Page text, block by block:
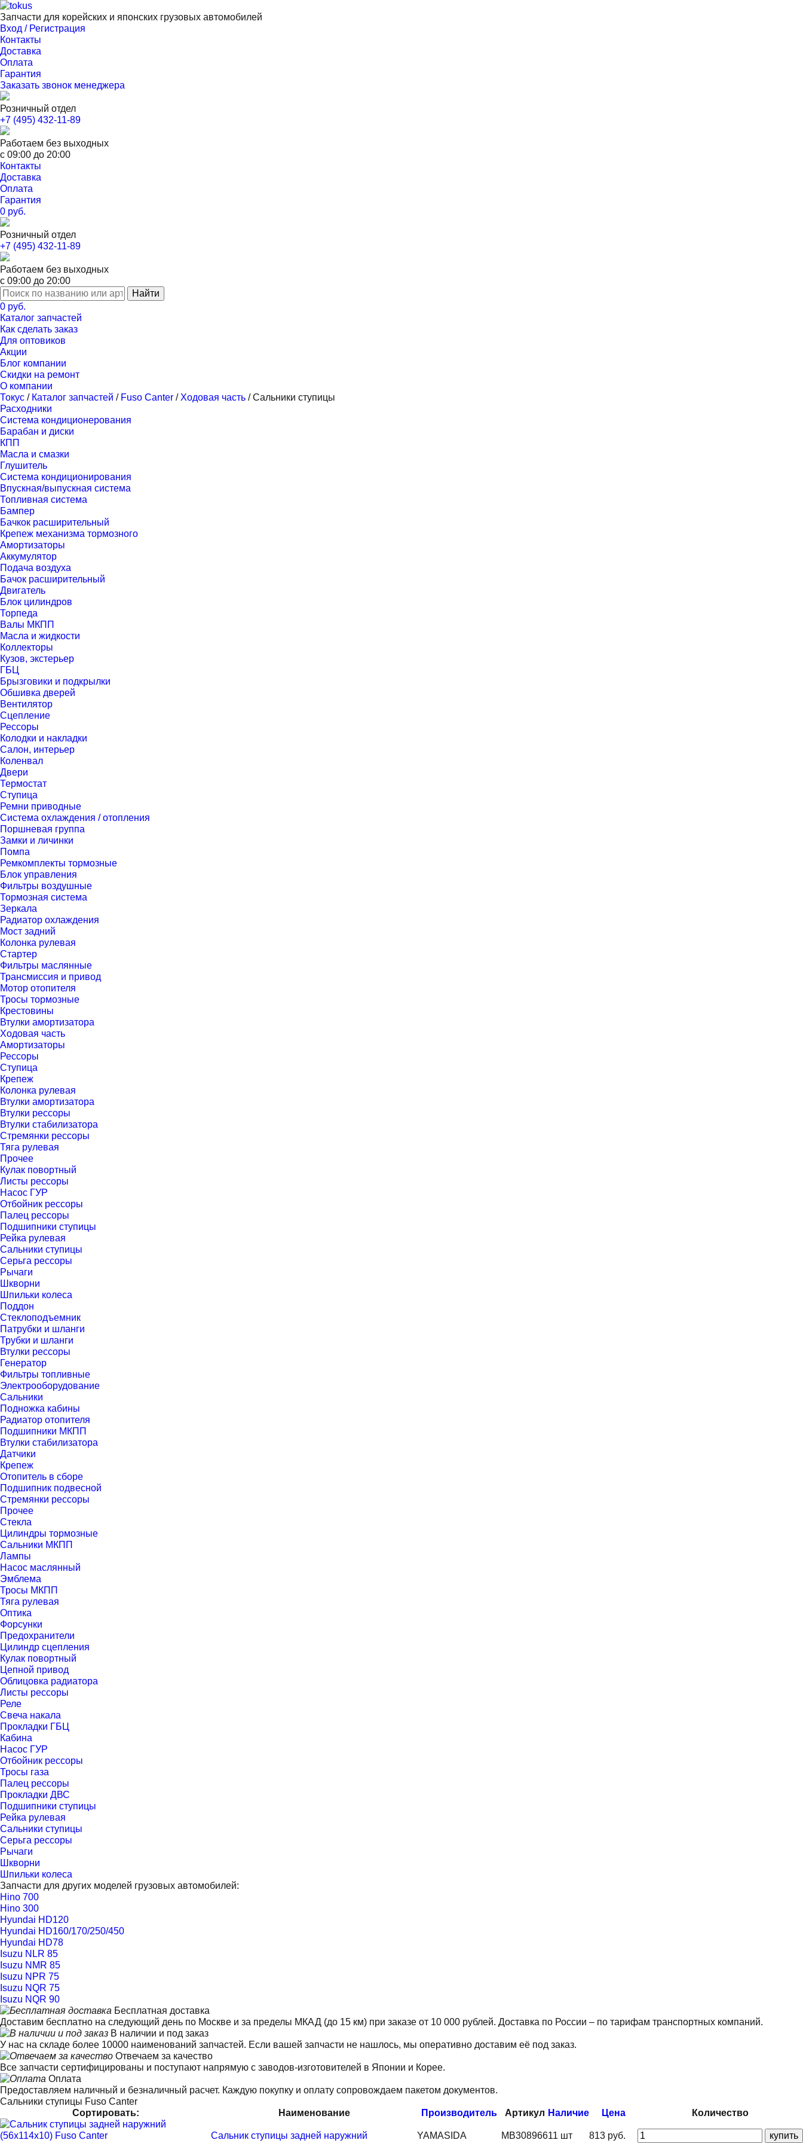
Запчасти для корейских и японских грузовых автомобилей
Вход / Регистрация
Контакты
Доставка
Оплата
Гарантия
Заказать звонок менеджера
Розничный отдел
+7 (495) 432-11-89
Работаем без выходных
с 09:00 до 20:00
Контакты
Доставка
Оплата
Гарантия
0 руб.
Розничный отдел
+7 (495) 432-11-89
Работаем без выходных
с 09:00 до 20:00
Найти
0 руб.
Каталог запчастей
Как сделать заказ
Для оптовиков
Акции
Блог компании
Скидки на ремонт
О компании
Токус / Каталог запчастей / Fuso Canter / Ходовая часть /Сальники ступицы
Расходники
Система кондиционерования
Барабан и диски
КПП
Масла и смазки
Глушитель
Система кондиционирования
Впускная/выпускная система
Топливная система
Бампер
Бачкок расширительный
Крепеж механизма тормозного
Амортизаторы
Аккумулятор
Подача воздуха
Бачок расширительный
Двигатель
Блок цилиндров
Торпеда
Валы МКПП
Масла и жидкости
Коллекторы
Кузов, экстерьер
ГБЦ
Брызговики и подкрылки
Обшивка дверей
Вентилятор
Сцепление
Рессоры
Колодки и накладки
Салон, интерьер
Коленвал
Двери
Термостат
Ступица
Ремни приводные
Система охлаждения / отопления
Поршневая группа
Замки и личинки
Помпа
Ремкомплекты тормозные
Блок управления
Фильтры воздушные
Тормозная система
Зеркала
Радиатор охлаждения
Мост задний
Колонка рулевая
Стартер
Фильтры маслянные
Трансмиссия и привод
Мотор отопителя
Тросы тормозные
Крестовины
Втулки амортизатора
Ходовая часть
Амортизаторы
Рессоры
Ступица
Крепеж
Колонка рулевая
Втулки амортизатора
Втулки рессоры
Втулки стабилизатора
Стремянки рессоры
Тяга рулевая
Прочее
Кулак повортный
Листы рессоры
Насос ГУР
Отбойник рессоры
Палец рессоры
Подшипники ступицы
Рейка рулевая
Сальники ступицы
Серьга рессоры
Рычаги
Шкворни
Шпильки колеса
Поддон
Стеклоподъемник
Патрубки и шланги
Трубки и шланги
Втулки рессоры
Генератор
Фильтры топливные
Электрооборудование
Сальники
Подножка кабины
Радиатор отопителя
Подшипники МКПП
Втулки стабилизатора
Датчики
Крепеж
Отопитель в сборе
Подшипник подвесной
Стремянки рессоры
Прочее
Стекла
Цилиндры тормозные
Сальники МКПП
Лампы
Насос маслянный
Эмблема
Тросы МКПП
Тяга рулевая
Оптика
Форсунки
Предохранители
Цилиндр сцепления
Кулак повортный
Цепной привод
Облицовка радиатора
Листы рессоры
Реле
Свеча накала
Прокладки ГБЦ
Кабина
Насос ГУР
Отбойник рессоры
Тросы газа
Палец рессоры
Прокладки ДВС
Подшипники ступицы
Рейка рулевая
Сальники ступицы
Серьга рессоры
Рычаги
Шкворни
Шпильки колеса
Запчасти для других моделей грузовых автомобилей:
Hino 700
Hino 300
Hyundai HD120
Hyundai HD160/170/250/450
Hyundai HD78
Isuzu NLR 85
Isuzu NMR 85
Isuzu NPR 75
Isuzu NQR 75
Isuzu NQR 90
Бесплатная доставка
Доставим бесплатно на следующий день по Москве и за пределы МКАД (до 15 км) при заказе от 10 000 рублей. Доставка по России – по тарифам транспортных компаний.
В наличии и под заказ
У нас на складе более 10000 наименований запчастей. Если вашей запчасти не нашлось, мы оперативно доставим её под заказ.
Отвечаем за качество
Все запчасти сертифицированы и поступают напрямую с заводов-изготовителей в Японии и Корее.
Оплата
Предоставляем наличный и безналичный расчет. Каждую покупку и оплату сопровождаем пакетом документов.
Сальники ступицы Fuso Canter
Сортировать:
Наименование Производитель Артикул Наличие Цена Количество
Сальник ступицы задней наружний
YAMASIDA
MB30896611 шт 813 руб. купить